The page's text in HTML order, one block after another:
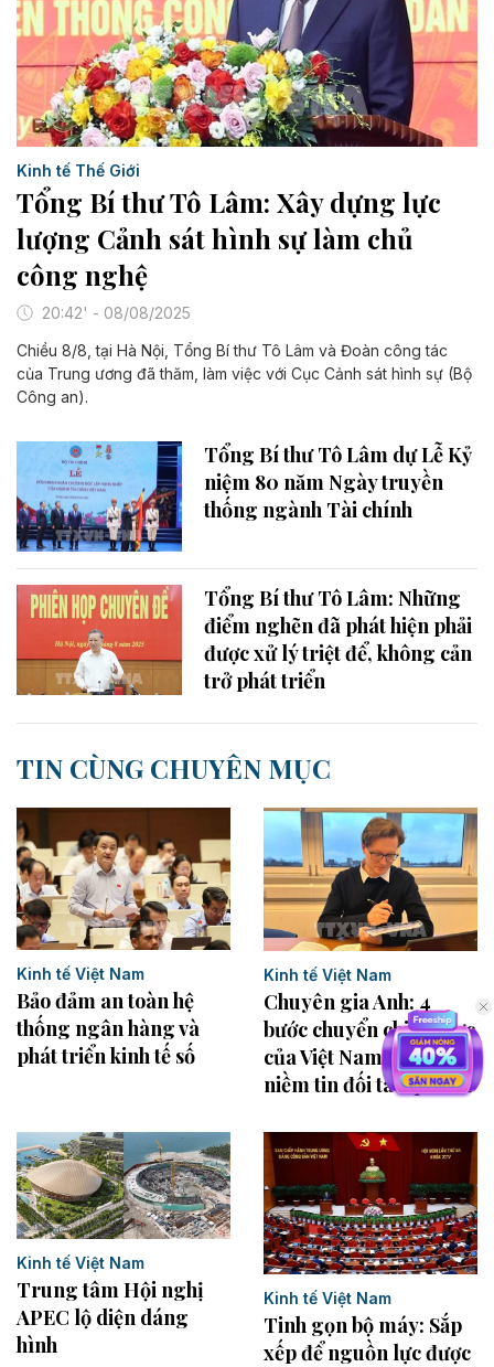
Kinh tế Thế Giới
Tổng Bí thư Tô Lâm: Xây dựng lực
lượng Cảnh sát hình sự làm chủ
công nghệ
20:42' - 08/08/2025
Chiều 8/8, tại Hà Nội, Tổng Bí thư Tô Lâm và Đoàn công tác
của Trung ương đã thăm, làm việc với Cục Cảnh sát hình sự (Bộ
Công an).
Tổng Bí thư Tô Lâm dự Lễ Kỷ
niệm 80 năm Ngày truyền
thống ngành Tài chính
Tổng Bí thư Tô Lâm: Những
điểm nghẽn đã phát hiện phải
được xử lý triệt để, không cản
trở phát triển
TIN CÙNG CHUYÊN MỤC
Kinh tế Việt Nam
Bảo đảm an toàn hệ
thống ngân hàng và
phát triển kinh tế số
Kinh tế Việt Nam
Chuyên gia Anh: 4
bước chuyển chiến lược
của Việt Nam củng cố
niềm tin đối tác quốc tế
Kinh tế Việt Nam
Trung tâm Hội nghị
APEC lộ diện dáng
hình
Kinh tế Việt Nam
Tinh gọn bộ máy: Sắp
xếp để nguồn lực được